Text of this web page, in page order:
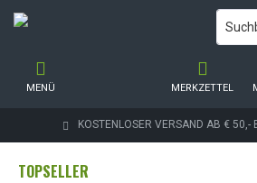
KOSTENLOSER VERSAND AB € 50,-
MERKZETTEL
MENÜ
TOPSELLER